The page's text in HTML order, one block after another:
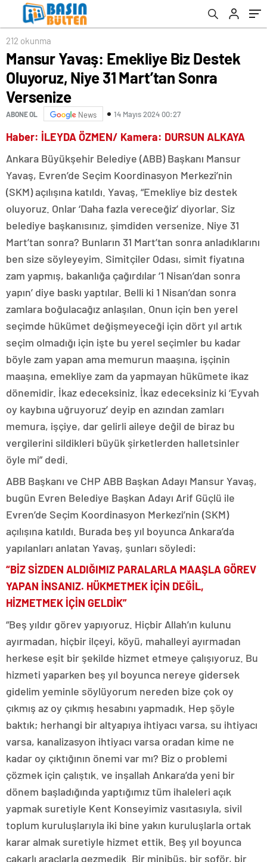
212 okunma
Mansur Yavaş: Emekliye Biz Destek
Oluyoruz, Niye 31 Mart’tan Sonra
Versenize
ABONE OL News 14 Mayıs 2024 00:27
Haber: İLEYDA ÖZMEN/ Kamera: DURSUN ALKAYA
Ankara Büyükşehir Belediye (ABB) Başkanı Mansur
Yavaş, Evren’de Seçim Koordinasyon Merkezi’nin
(SKM) açılışına katıldı. Yavaş, “Emekliye biz destek
oluyoruz. Onlar ‘Daha fazla vereceğiz’ diyorlar. Siz
belediye başkanısınız, şimdiden versenize. Niye 31
Mart’tan sonra? Bunların 31 Mart’tan sonra anladıklarını
ben size söyleyeyim. Simitçiler Odası, simit fiyatına
zam yapmış, bakanlığa çağırdılar ‘1 Nisan’dan sonra
yapın’ diye baskı yaptılar. Belli ki 1 Nisan’dan sonra
zamlara boğulacağız anlaşılan. Onun için ben yerel
seçimde hükümet değişmeyeceği için dört yıl artık
seçim olmadığı için işte bu yerel seçimler bu kadar
böyle zam yapan ama memurun maaşına, işçinin
maaşına, emekliye zam da yapmayan hükümete ikaz
dönemidir. İkaz edeceksiniz. İkaz edeceksiniz ki ‘Eyvah
oy kaybına uğruyoruz’ deyip en azından zamları
memura, işçiye, dar gelirli aileye değil de biraz bu
vergilerini sildikleri büyük şirketlerden halletsinler
öyle mi” dedi.
ABB Başkanı ve CHP ABB Başkan Adayı Mansur Yavaş,
bugün Evren Belediye Başkan Adayı Arif Güçlü ile
Evren’de Seçim Koordinasyon Merkezi’nin (SKM)
açılışına katıldı. Burada beş yıl boyunca Ankara’da
yapılanları anlatan Yavaş, şunları söyledi:
“BİZ SİZDEN ALDIĞIMIZ PARALARLA MAAŞLA GÖREV
YAPAN İNSANIZ. HÜKMETMEK İÇİN DEĞİL,
HİZMETMEK İÇİN GELDİK”
“Beş yıldır görev yapıyoruz. Hiçbir Allah’ın kulunu
ayırmadan, hiçbir ilçeyi, köyü, mahalleyi ayırmadan
herkese eşit bir şekilde hizmet etmeye çalışıyoruz. Bu
hizmeti yaparken beş yıl boyunca nereye gidersek
gidelim yeminle söylüyorum nereden bize çok oy
çıkmış az oy çıkmış hesabını yapmadık. Hep şöyle
baktık; herhangi bir altyapıya ihtiyacı varsa, su ihtiyacı
varsa, kanalizasyon ihtiyacı varsa oradan kime ne
kadar oy çıktığının önemi var mı? Biz o problemi
çözmek için çalıştık. ve inşallah Ankara’da yeni bir
dönem başladığında yaptığımız tüm ihaleleri açık
yapmak suretiyle Kent Konseyimiz vasıtasıyla, sivil
toplum kuruluşlarıyla iki bine yakın kuruluşlarla ortak
karar almak suretiyle hizmet ettik. Beş yıl boyunca
çakarlı araçlarla gezmedik. Bir minibüs, bir şoför, bir